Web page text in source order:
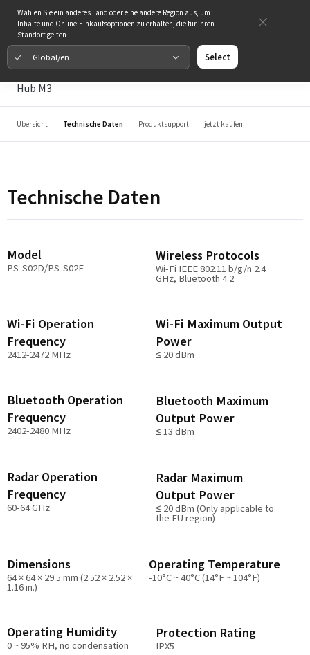
Wählen Sie ein anderes Land oder eine andere Region aus, um
Inhalte und Online-Einkaufsoptionen zu erhalten, die für Ihren
Standort gelten
Global/en Select
Hub M3
Übersicht Technische Daten Produktsupport jetzt kaufen
Technische Daten
Model
PS-S02D/PS-S02E
Wireless Protocols
Wi-Fi IEEE 802.11 b/g/n 2.4
GHz, Bluetooth 4.2
Wi-Fi Operation
Frequency
2412-2472 MHz
Wi-Fi Maximum Output
Power
≤ 20 dBm
Bluetooth Operation
Frequency
2402-2480 MHz
Bluetooth Maximum
Output Power
≤ 13 dBm
Radar Operation
Frequency
60-64 GHz
Radar Maximum
Output Power
≤ 20 dBm (Only applicable to
the EU region)
Dimensions
64 × 64 × 29.5 mm (2.52 × 2.52 ×
1.16 in.)
Operating Temperature
-10°C ~ 40°C (14°F ~ 104°F)
Operating Humidity
0 ~ 95% RH, no condensation
Protection Rating
IPX5